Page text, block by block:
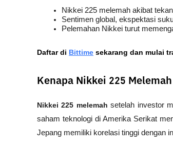
Nikkei 225 melemah akibat
Sentimen global, ekspektasi
Pelemahan Nikkei turut
Daftar di Bittime sekarang dan mulai
Kenapa Nikkei 225
Nikkei 225 melemah setelah investor
saham teknologi di Amerika Serikat
Jepang memiliki korelasi tinggi dengan